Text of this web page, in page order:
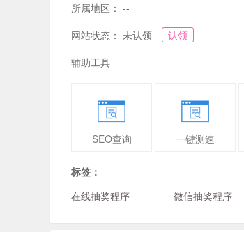
所属地区： --
网站状态： 未认领
认领
辅助工具
SEO查询 一键测速
标签：
在线抽奖程序
微信抽奖程序